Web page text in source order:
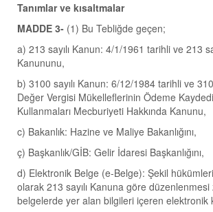
Tanımlar ve kısaltmalar
MADDE 3- (1) Bu Tebliğde geçen;
a) 213 sayılı Kanun: 4/1/1961 tarihli ve 213
Kanununu,
b) 3100 sayılı Kanun: 6/12/1984 tarihli ve
Değer Vergisi Mükelleflerinin Ödeme
Kullanmaları Mecburiyeti Hakkında Kanunu,
c) Bakanlık: Hazine ve Maliye Bakanlığını,
ç) Başkanlık/GİB: Gelir İdaresi Başkanlığını,
d) Elektronik Belge (e-Belge): Şekil
olarak 213 sayılı Kanuna göre
belgelerde yer alan bilgileri içeren elektronik